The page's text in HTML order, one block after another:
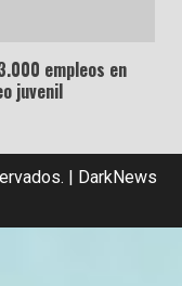
empleos en
juvenil
DarkNews